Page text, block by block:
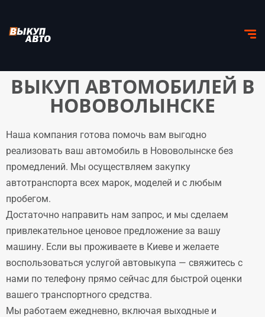
ВЫКУП АВТОМОБИЛЕЙ В
НОВОВОЛЫНСКЕ
Наша компания готова помочь вам выгодно
реализовать ваш автомобиль в Нововолынске без
промедлений. Мы осуществляем закупку
автотранспорта всех марок, моделей и с любым
пробегом.
Достаточно направить нам запрос, и мы сделаем
привлекательное ценовое предложение за вашу
машину. Если вы проживаете в Киеве и желаете
воспользоваться услугой автовыкупа — свяжитесь с
нами по телефону прямо сейчас для быстрой оценки
вашего транспортного средства.
Мы работаем ежедневно, включая выходные и